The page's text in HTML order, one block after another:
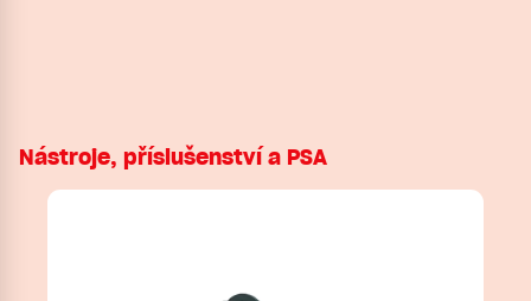
Nástroje, příslušenství a PSA